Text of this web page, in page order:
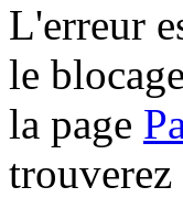
L'erreur
le
la page